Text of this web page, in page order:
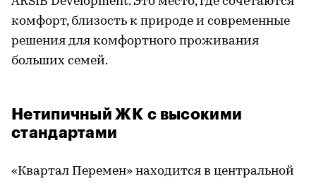
комфорт, близость к природе и современные
решения для комфортного проживания
больших семей.
Нетипичный ЖК с высокими
стандартами
«Квартал Перемен» находится в центральной